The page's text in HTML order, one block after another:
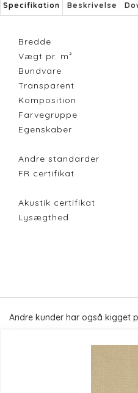
Specifikation Beskrivelse
Bredde
Vægt pr. m²
Bundvare
Transparent
Komposition
Farvegruppe
Egenskaber
Andre standarder
FR certifikat
Akustik certifikat
Lysægthed
Andre kunder har også kigget